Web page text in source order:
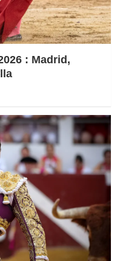
: Madrid,